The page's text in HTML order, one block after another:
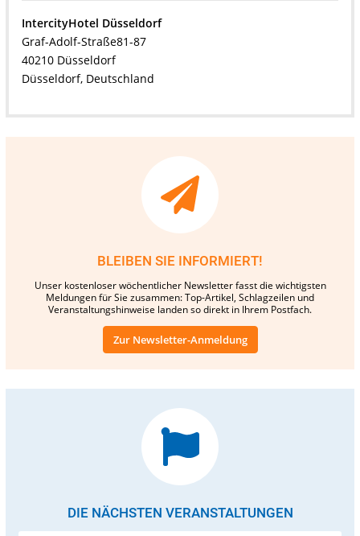
IntercityHotel Düsseldorf
Graf-Adolf-Straße81-87
40210 Düsseldorf
Düsseldorf, Deutschland
BLEIBEN SIE INFORMIERT!
Unser kostenloser wöchentlicher Newsletter fasst die wichtigsten
Meldungen für Sie zusammen: Top-Artikel, Schlagzeilen und
Veranstaltungshinweise landen so direkt in Ihrem Postfach.
Zur Newsletter-Anmeldung
DIE NÄCHSTEN VERANSTALTUNGEN